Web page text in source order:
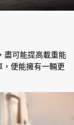
盡可能提高載重能
便能擁有一輛更